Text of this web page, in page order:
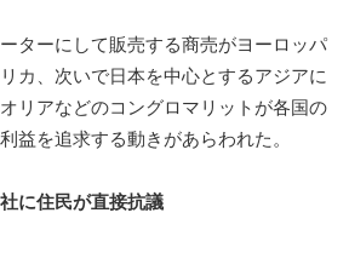
ターにして販売する商売がヨーロッパ
カ、次いで日本を中心とするアジアに
リアなどのコングロマリットが各国の
益を追求する動きがあらわれた。
に住民が直接抗議